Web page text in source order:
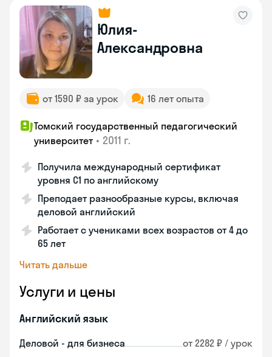
Юлия-
Александровна
от 1590 ₽ за урок 16 лет опыта
Томский государственный педагогический
университет • 2011 г.
Получила международный сертификат
уровня C1 по английскому
Преподает разнообразные курсы, включая
деловой английский
Работает с учениками всех возрастов от 4 до
65 лет
Читать дальше
Услуги и цены
Английский язык
Деловой - для бизнеса от 2282 ₽ / урок